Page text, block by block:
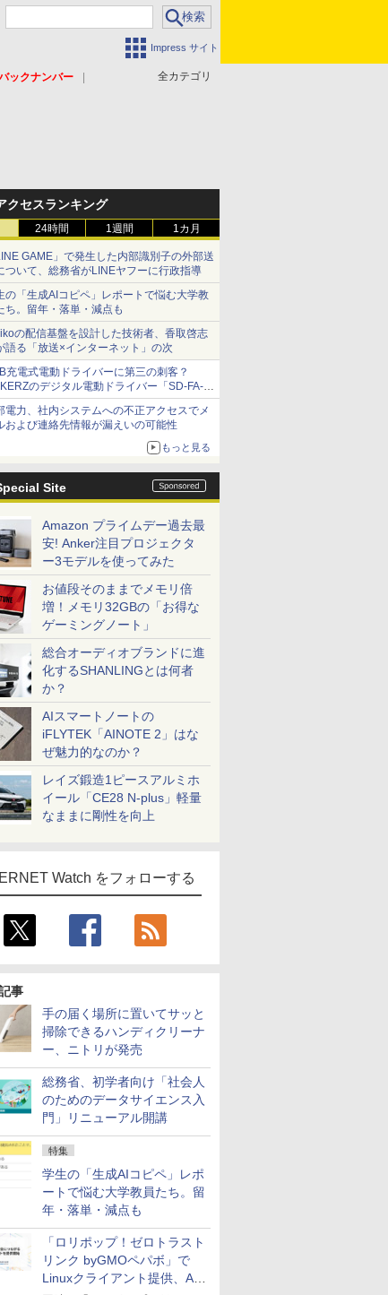
Impress サイト
全カテゴリ
ックナンバー
クセスランキング
24時間 1週間 1カ月
GAME」で発生した内部識別子の外部送
ついて、総務省がLINEヤフーに行政指導
の「生成AIコピペ」レポートで悩む大学教
ち。留年・落単・減点も
の配信基盤を設計した技術者、香取啓志
語る「放送×インターネット」の次
充電式電動ドライバーに第三の刺客？
のデジタル電動ドライバー「SD-FA-
」を、ベッセル、パナソニックと比較し
た 【テレワークグッズ・ミニレビュー 第
回】
電力、社内システムへの不正アクセスでメ
および連絡先情報が漏えいの可能性
もっと見る
Site
Amazon プライムデー過去最
安! Anker注目プロジェクタ
ー3モデルを使ってみた
お値段そのままでメモリ倍
増！メモリ32GBの「お得な
ゲーミングノート」
総合オーディオブランドに進
化するSHANLINGとは何者
か？
AIスマートノートの
iFLYTEK「AINOTE 2」はな
ぜ魅力的なのか？
レイズ鍛造1ピースアルミホ
イール「CE28 N-plus」軽量
なままに剛性を向上
Watch をフォローする
事
手の届く場所に置いてサッと
掃除できるハンディクリーナ
ー、ニトリが発売
総務省、初学者向け「社会人
のためのデータサイエンス入
門」リニューアル開講
特集
学生の「生成AIコピペ」レポ
ートで悩む大学教員たち。留
年・落単・減点も
「ロリポップ！ゼロトラスト
リンク byGMOペパボ」で
Linuxクライアント提供、AI